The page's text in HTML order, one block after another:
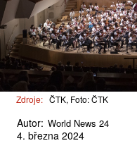
Zdroje: ČTK, Foto: ČTK
Autor: World News 24
4. března 2024